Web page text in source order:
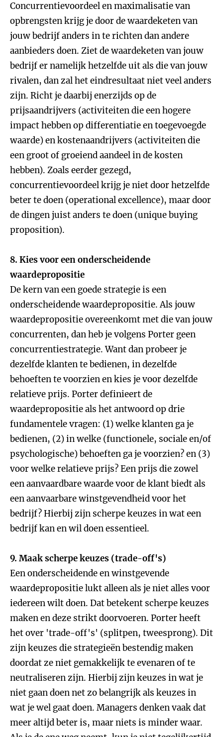
Concurrentievoordeel en maximalisatie van
opbrengsten krijg je door de waardeketen van
jouw bedrijf anders in te richten dan andere
aanbieders doen. Ziet de waardeketen van jouw
bedrijf er namelijk hetzelfde uit als die van jouw
rivalen, dan zal het eindresultaat niet veel anders
zijn. Richt je daarbij enerzijds op de
prijsaandrijvers (activiteiten die een hogere
impact hebben op differentiatie en toegevoegde
waarde) en kostenaandrijvers (activiteiten die
een groot of groeiend aandeel in de kosten
hebben). Zoals eerder gezegd,
concurrentievoordeel krijg je niet door hetzelfde
beter te doen (operational excellence), maar door
de dingen juist anders te doen (unique buying
proposition).
8. Kies voor een onderscheidende
waardepropositie
De kern van een goede strategie is een
onderscheidende waardepropositie. Als jouw
waardepropositie overeenkomt met die van jouw
concurrenten, dan heb je volgens Porter geen
concurrentiestrategie. Want dan probeer je
dezelfde klanten te bedienen, in dezelfde
behoeften te voorzien en kies je voor dezelfde
relatieve prijs. Porter definieert de
waardepropositie als het antwoord op drie
fundamentele vragen: (1) welke klanten ga je
bedienen, (2) in welke (functionele, sociale en/of
psychologische) behoeften ga je voorzien? en (3)
voor welke relatieve prijs? Een prijs die zowel
een aanvaardbare waarde voor de klant biedt als
een aanvaarbare winstgevendheid voor het
bedrijf? Hierbij zijn scherpe keuzes in wat een
bedrijf kan en wil doen essentieel.
9. Maak scherpe keuzes (trade-off's)
Een onderscheidende en winstgevende
waardepropositie lukt alleen als je niet alles voor
iedereen wilt doen. Dat betekent scherpe keuzes
maken en deze strikt doorvoeren. Porter heeft
het over 'trade-off's' (splitpen, tweesprong). Dit
zijn keuzes die strategieën bestendig maken
doordat ze niet gemakkelijk te evenaren of te
neutraliseren zijn. Hierbij zijn keuzes in wat je
niet gaan doen net zo belangrijk als keuzes in
wat je wel gaat doen. Managers denken vaak dat
meer altijd beter is, maar niets is minder waar.